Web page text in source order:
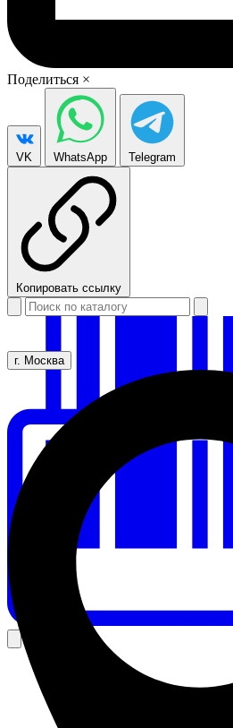
Поделиться ×
VK WhatsApp Telegram
Копировать ссылку